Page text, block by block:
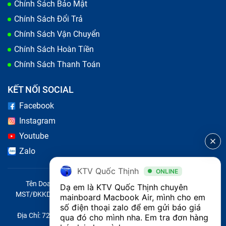
Mùi khét hoặc nhiệt độ quá cao:
hoặc máy quá nóng tại khu vực gần CPU hoặc bo
mạch chủ.
Nguyên nhân gây hỏng main laptop
Một số yếu tố có liên quan đến việc giảm sút chất
lượng mainboard laptop Macbook air 2017 15 inch
trong quá trình sử dụng:
Chính Sách Bảo Mật
Chính Sách Đổi Trả
Chính Sách Vận Chuyển
Chính Sách Hoàn Tiền
Chính Sách Thanh Toán
KẾT NỐI SOCIAL
Facebook
Instagram
Youtube
Zalo
Tên Doanh Nghiệp: CÔNG TY TNHH CITY ONE VIỆT NAM
MST/ĐKKD/QĐTL: 0316569346 do sở KHĐT TP.HCM cấp ngày
14/04/2023
Địa Chỉ: 721 Trường Chinh, Phường Tây Thạnh, Quận Tân Phú,
KTV Quốc Thịnh ONLINE
Dạ em là KTV Quốc Thịnh chuyên
mainboard Macbook Air, mình cho em
số điện thoại zalo để em gửi báo giá
qua đó cho mình nha. Em tra đơn hàng